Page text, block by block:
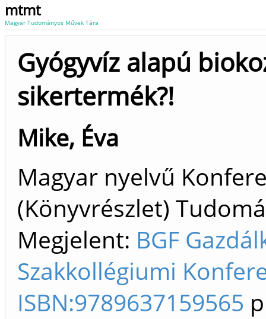
mtmt
Magyar Tudományos Művek Tára
Gyógyvíz alapú
sikertermék?!
Mike, Éva
Magyar nyelvű
(Könyvrészlet)
Megjelent: BGF
Szakkollégiumi
ISBN:9789637159565